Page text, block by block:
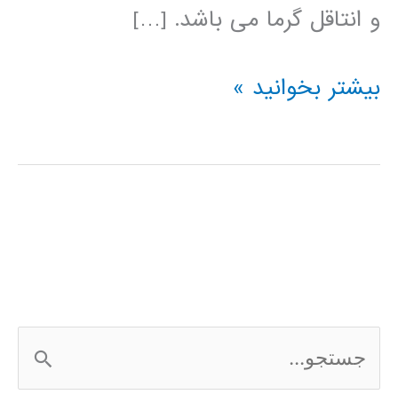
و انتاقل گرما می باشد. […]
فیلم
فارسی
بیشتر بخوانید »
س